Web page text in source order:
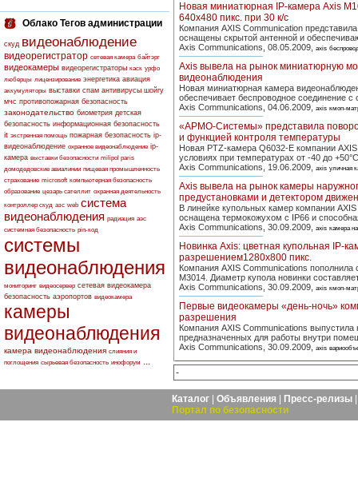
Облако Тегов администрации
скуд видеонаблюдение
видеорегистратор сетевая камера байтэрг
видеокамеры видеорегистраторы каск урфо
люберцы лицензирование энергетика авиация
аккумуляторы выставки спам антивирусы шойгу
мчс противопожарная безопасность
законодательство биометрия детская
безопасность информационная безопасность
it экстренная помощь пожарная безопасность ip-
видеонаблюдение охранное видеонаблюдение ip-
камера выставки безопасности milipol paris
домодедовские авиалинии пищевая промышленность
страхование microsoft компьютерная безопасность
образование цезарь сателлит охранная деятельность
контроллер скуд азс web система
видеонаблюдения радиация аэс
системная безопасность pin-код
системы
видеонаблюдения
мониторинг видеосервер сетевая видеокамера
безопасность аэропортов видеокамера
камеры
видеонаблюдения
камера видеонаблюдения слияния и
поглощения сырьевая безопасность инофорум ...
Новая миниатюрная IP-камера Axis
640х480 пикс. при 30 к/с
Компания AXIS Communication
оснащены скрытой антенной и
Axis Communications, 08.05.2009,
axis
Axis вывела на рынок миниатюрную
видеонаблюдения
Новая миниатюрная камера
обеспечивает беспроводное соединение с
Axis Communications, 04.06.2009,
axis кмоп-
«АРМО-Системы» представила
и функцией контроля температуры
Новая PTZ-камера Q6032-E компании
условиях при температурах от -40 до
Axis Communications, 19.06.2009,
axis уличная
Axis вывела на рынок камеры
предустановками и детектором
В линейке купольных камер компании
оснащена термокожухом с IP66 и
Axis Communications, 30.09.2009,
axis камера
Новинка Axis: цветная купольная IP-
разрешением1280х800 пикс.
Компания AXIS Communications
М3014. Диаметр купола новинки
Axis Communications, 30.09.2009,
axis кмоп-
Первые видеокамеры «день-ночь»
разрешения
Компания AXIS Communications
предназначенных для работы внутри
Axis Communications, 30.09.2009,
axis
-
Каталог Объявления Пресс-релизы
Портал по безопасности